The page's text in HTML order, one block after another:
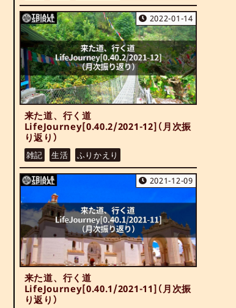
2022-01-14
来た道、行く道
LifeJourney[0.40.2/2021-12]（月次振
り返り）
雑記 生活 ふりかえり
2021-12-09
来た道、行く道
LifeJourney[0.40.1/2021-11]（月次振
り返り）